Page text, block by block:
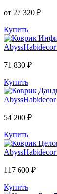
от 27 320 ₽
Купить
AbyssHabidecor
71 830 ₽
Купить
AbyssHabidecor
54 200 ₽
Купить
AbyssHabidecor
117 600 ₽
Купить